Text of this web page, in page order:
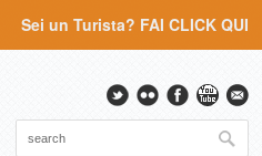
Sei un Turista? FAI CLICK QUI